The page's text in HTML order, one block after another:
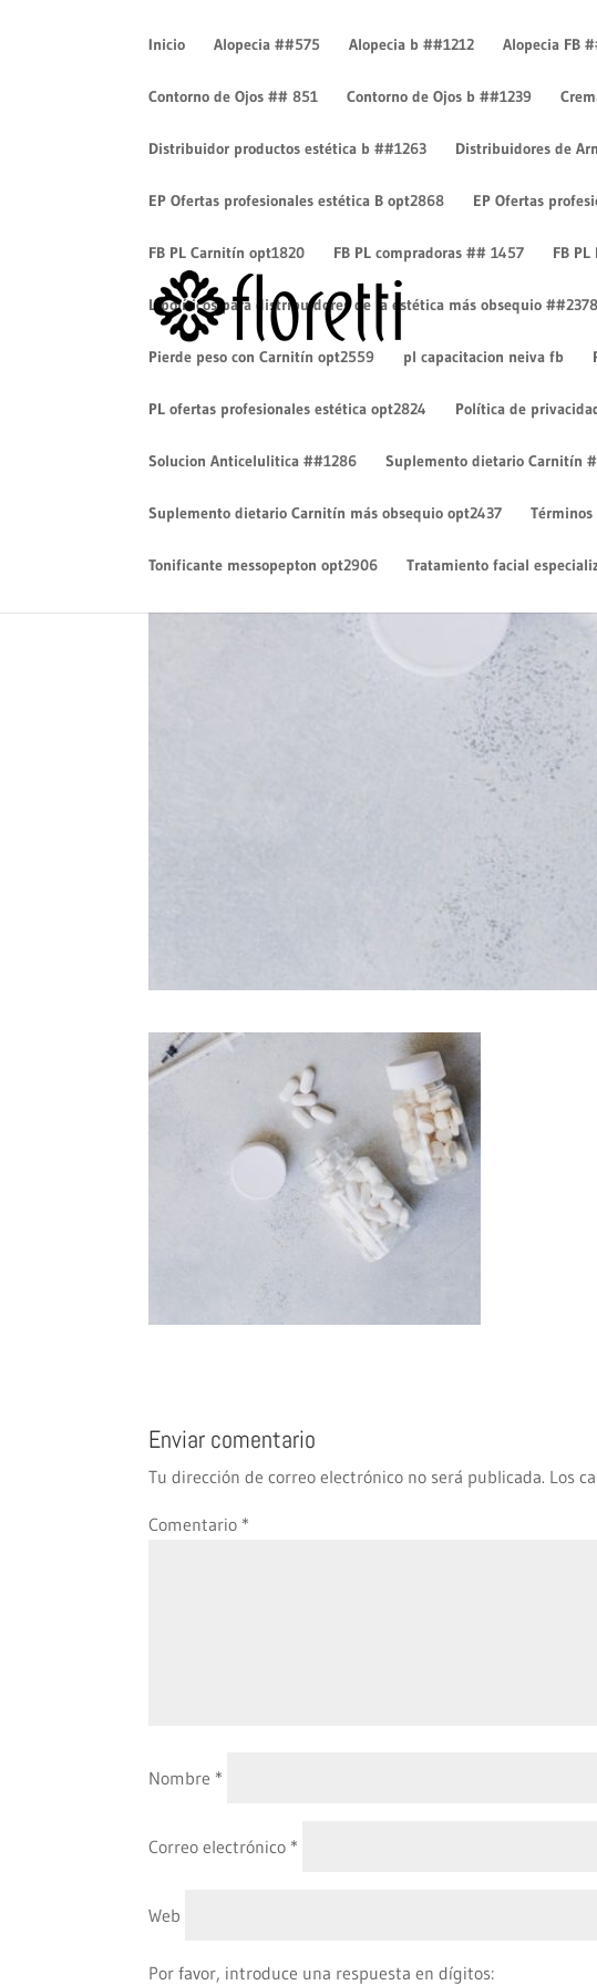
Inicio Alopecia ##575 Alopecia b ##1212 Alopecia FB
Contorno de Ojos ## 851 Contorno de Ojos b ##1239
Distribuidor productos estética b ##1263 Distribuidores de
EP Ofertas profesionales estética B opt2868 EP Ofertas
FB PL Carnitín opt1820 FB PL compradoras ## 1457 FB
Lipolíticos para distribuidores de la estética más obsequio ##2378
Pierde peso con Carnitín opt2559 pl capacitacion neiva fb
PL ofertas profesionales estética opt2824 Política de
Solucion Anticelulitica ##1286 Suplemento dietario Carnitín
Suplemento dietario Carnitín más obsequio opt2437 Términos
Tonificante messopepton opt2906 Tratamiento facial
porCesar Eduardo Camacho|Dic 17, 2018| 0 Comentarios
Enviar comentario
Tu dirección de correo electrónico no será publicada. Los
Comentario *
Nombre *
Correo electrónico *
Web
Por favor, introduce una respuesta en dígitos: